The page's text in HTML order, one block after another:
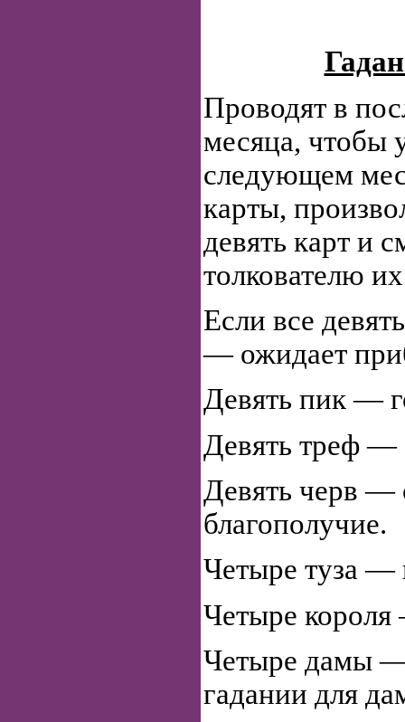
Проводят в
месяца, чтобы
следующем
карты,
девять карт и
толкователю
Если все
— ожидает
Девять пик —
Девять треф —
Девять черв —
благополучие.
Четыре туза —
Четыре
Четыре дамы
гадании для